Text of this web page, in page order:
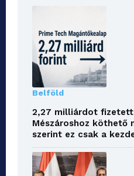
Belföld
2,27 milliárdot fizetett
Mészároshoz köthető
szerint ez csak a